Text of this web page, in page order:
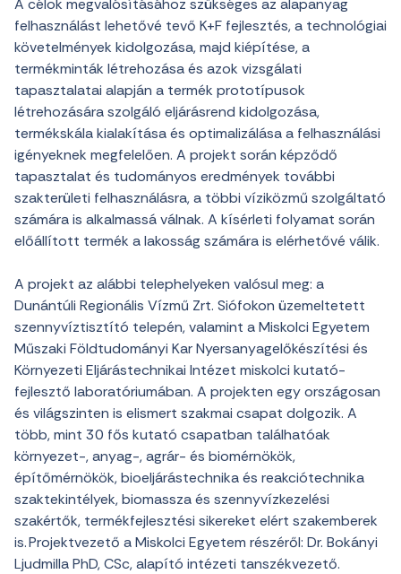
felhasználást lehetővé tevő K+F fejlesztés, a technológiai
követelmények kidolgozása, majd kiépítése, a
termékminták létrehozása és azok vizsgálati
tapasztalatai alapján a termék prototípusok
létrehozására szolgáló eljárásrend kidolgozása,
termékskála kialakítása és optimalizálása a felhasználási
igényeknek megfelelően. A projekt során képződő
tapasztalat és tudományos eredmények további
szakterületi felhasználásra, a többi víziközmű szolgáltató
számára is alkalmassá válnak. A kísérleti folyamat során
előállított termék a lakosság számára is elérhetővé válik.
A projekt az alábbi telephelyeken valósul meg: a
Dunántúli Regionális Vízmű Zrt. Siófokon üzemeltetett
szennyvíztisztító telepén, valamint a Miskolci Egyetem
Műszaki Földtudományi Kar Nyersanyagelőkészítési és
Környezeti Eljárástechnikai Intézet miskolci kutató-
fejlesztő laboratóriumában. A projekten egy országosan
és világszinten is elismert szakmai csapat dolgozik. A
több, mint 30 fős kutató csapatban találhatóak
környezet-, anyag-, agrár- és biomérnökök,
építőmérnökök, bioeljárástechnika és reakciótechnika
szaktekintélyek, biomassza és szennyvízkezelési
szakértők, termékfejlesztési sikereket elért szakemberek
is. Projektvezető a Miskolci Egyetem részéről: Dr. Bokányi
Ljudmilla PhD, CSc, alapító intézeti tanszékvezető.